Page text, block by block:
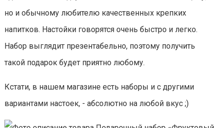
но и обычному любителю качественных крепких
напитков. Настойки говорятся очень быстро и легко.
Набор выглядит презентабельно, поэтому получить
такой подарок будет приятно любому.
Кстати, в нашем магазине есть наборы и с другими
вариантами настоек, - абсолютно на любой вкус ;)